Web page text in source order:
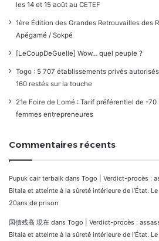
les 14 et 15 août au CETEF
1ère Édition des Grandes Retrouvailles des
Apégamé / Sokpé
[LeCoupDeGuelle] Wow… quel peuple ?
Togo : 5 707 établissements privés
160 restés sur la touche
21e Foire de Lomé : Tarif préférentiel de -
femmes entrepreneures
Commentaires récents
Pupuk cair terbaik dans Togo | Verdict-procès :
Bitala et atteinte à la sûreté intérieure de l’État.
20ans de prison
国債残高 現在 dans Togo | Verdict-procès :
Bitala et atteinte à la sûreté intérieure de l’État.